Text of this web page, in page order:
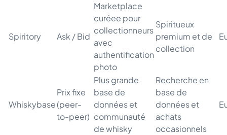
Spiritory Ask / Bid
Marketplace
curéee pour
collectionneurs
avec
authentification
photo
Spiritueux
premium et de
collection
Whiskybase
Prix fixe
(peer-
to-peer)
Plus grande
base de
données et
communauté
de whisky
Recherche en
base de
données et
achats
occasionnels